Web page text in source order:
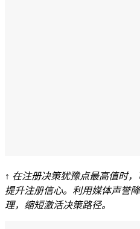
↑ 在注册决策犹豫点最高值时
提升注册信心。利用媒体声誉
理，缩短激活决策路径。